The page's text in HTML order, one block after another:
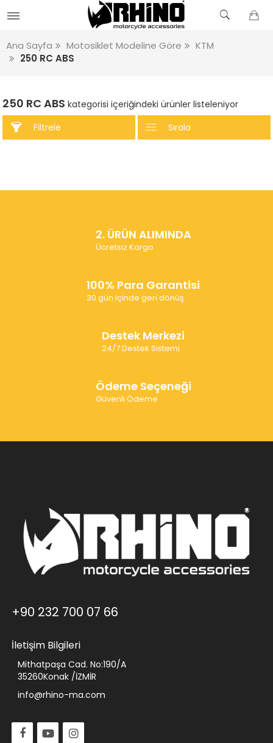
Ana Sayfa Motosiklet Modeline Göre
KTM
250 RC ABS
250 RC ABS kategorisi içeriğindeki ürünler listeleniyor
Filtrele
Sırala
2. ÜRÜN ALIMINDA
Ücretsiz Kargo
100% Para Garantisi
30 gün içinde geri dönüş
Destek Merkezi
24/7 Destek Sistemi
Ödeme Seçeneği
Güvenli Ödeme
+90 232 700 07 66
İletişim Bilgileri
Mithatpaşa Cad. No:190/A
35260Konak /İZMİR
info@rhino-ma.com